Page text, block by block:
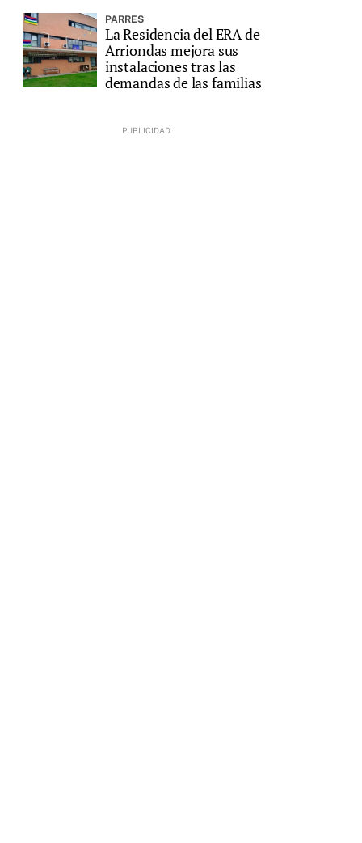
PARRES
La Residencia del ERA de
Arriondas mejora sus
instalaciones tras las
demandas de las familias